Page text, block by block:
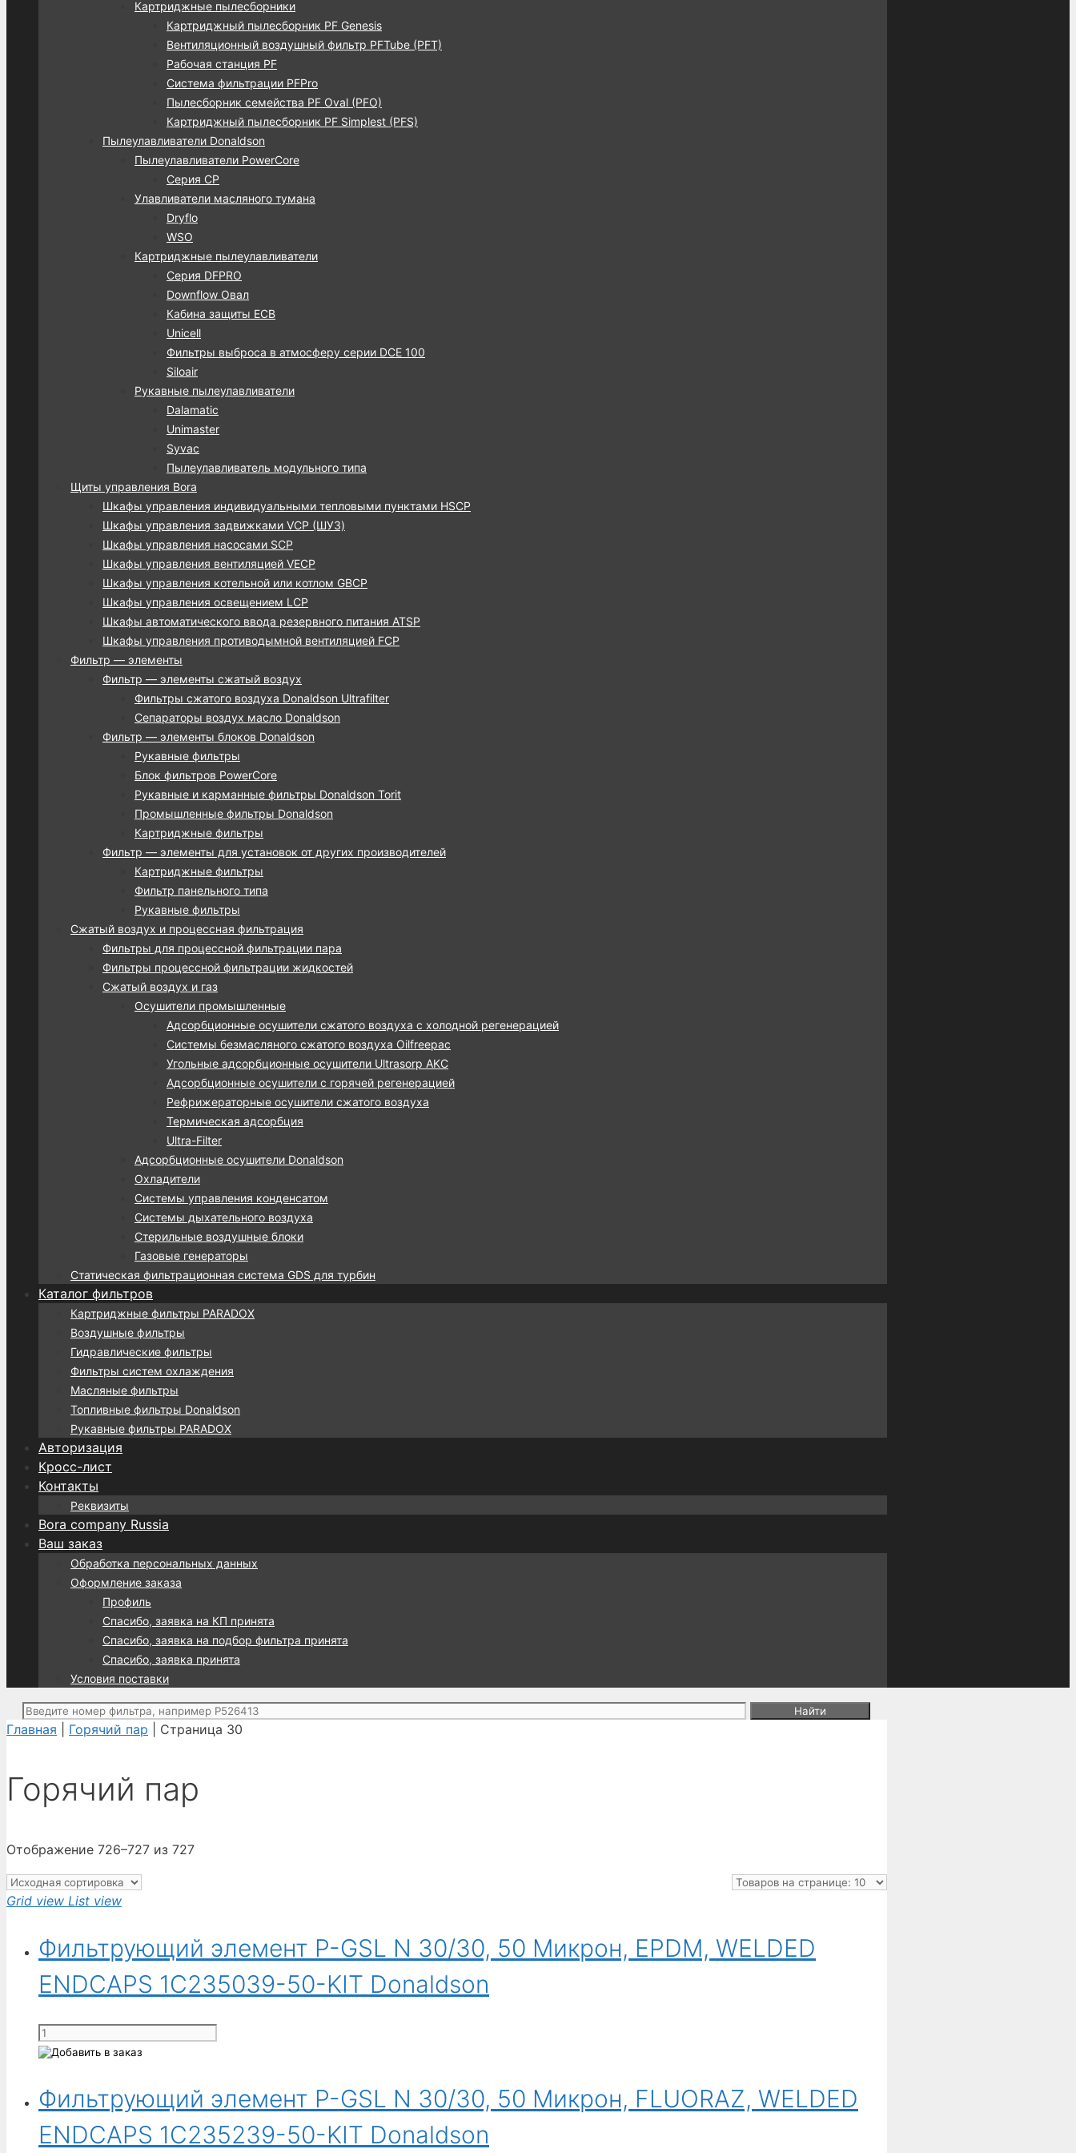
Картриджные пылесборники
Картриджный пылесборник PF Genesis
Вентиляционный воздушный фильтр PFTube (PFT)
Рабочая станция PF
Система фильтрации PFPro
Пылесборник семейства PF Oval (PFO)
Картриджный пылесборник PF Simplest (PFS)
Пылеулавливатели Donaldson
Пылеулавливатели PowerCore
Серия CP
Улавливатели масляного тумана
Dryflo
WSO
Картриджные пылеулавливатели
Серия DFPRO
Downflow Овал
Кабина защиты ECB
Unicell
Фильтры выброса в атмосферу серии DCE 100
Siloair
Рукавные пылеулавливатели
Dalamatic
Unimaster
Syvac
Пылеулавливатель модульного типа
Щиты управления Bora
Шкафы управления индивидуальными тепловыми пунктами HSCP
Шкафы управления задвижками VCP (ШУЗ)
Шкафы управления насосами SCP
Шкафы управления вентиляцией VECP
Шкафы управления котельной или котлом GBCP
Шкафы управления освещением LCP
Шкафы автоматического ввода резервного питания ATSP
Шкафы управления противодымной вентиляцией FCP
Фильтр — элементы
Фильтр — элементы сжатый воздух
Фильтры сжатого воздуха Donaldson Ultrafilter
Сепараторы воздух масло Donaldson
Фильтр — элементы блоков Donaldson
Рукавные фильтры
Блок фильтров PowerCore
Рукавные и карманные фильтры Donaldson Torit
Промышленные фильтры Donaldson
Картриджные фильтры
Фильтр — элементы для установок от других производителей
Картриджные фильтры
Фильтр панельного типа
Рукавные фильтры
Сжатый воздух и процессная фильтрация
Фильтры для процессной фильтрации пара
Фильтры процессной фильтрации жидкостей
Сжатый воздух и газ
Осушители промышленные
Адсорбционные осушители сжатого воздуха с холодной регенерацией
Системы безмасляного сжатого воздуха Oilfreepac
Угольные адсорбционные осушители Ultrasorp AKC
Адсорбционные осушители с горячей регенерацией
Рефрижераторные осушители сжатого воздуха
Термическая адсорбция
Ultra-Filter
Адсорбционные осушители Donaldson
Охладители
Системы управления конденсатом
Системы дыхательного воздуха
Стерильные воздушные блоки
Газовые генераторы
Статическая фильтрационная система GDS для турбин
Каталог фильтров
Картриджные фильтры PARADOX
Воздушные фильтры
Гидравлические фильтры
Фильтры систем охлаждения
Масляные фильтры
Топливные фильтры Donaldson
Рукавные фильтры PARADOX
Авторизация
Кросс-лист
Контакты
Реквизиты
Bora company Russia
Ваш заказ
Обработка персональных данных
Оформление заказа
Профиль
Спасибо, заявка на КП принята
Спасибо, заявка на подбор фильтра принята
Спасибо, заявка принята
Условия поставки
Поиск:
Главная
Горячий пар | Страница 30
Горячий пар
Отображение 726–727 из 727
Grid view List view
Фильтрующий элемент P-GSL N 30/30, 50 Микрон, EPDM, WELDED
ENDCAPS 1C235039-50-KIT Donaldson
Количество
товара
элемент
P-
GSL
N
Фильтрующий элемент P-GSL N 30/30, 50 Микрон, FLUORAZ, WELDED
ENDCAPS 1C235239-50-KIT Donaldson